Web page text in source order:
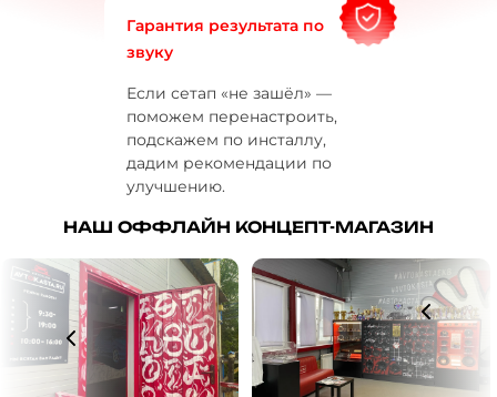
Гарантия результата по
звуку
Если сетап «не зашёл» —
поможем перенастроить,
подскажем по инсталлу,
дадим рекомендации по
улучшению.
НАШ ОФФЛАЙН КОНЦЕПТ-МАГАЗИН